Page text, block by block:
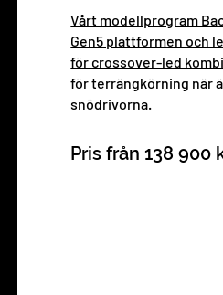
Vårt modellprogram
Gen5 plattformen och
för crossover-led
för terrängkörning när
snödrivorna.
Pris från 138 900